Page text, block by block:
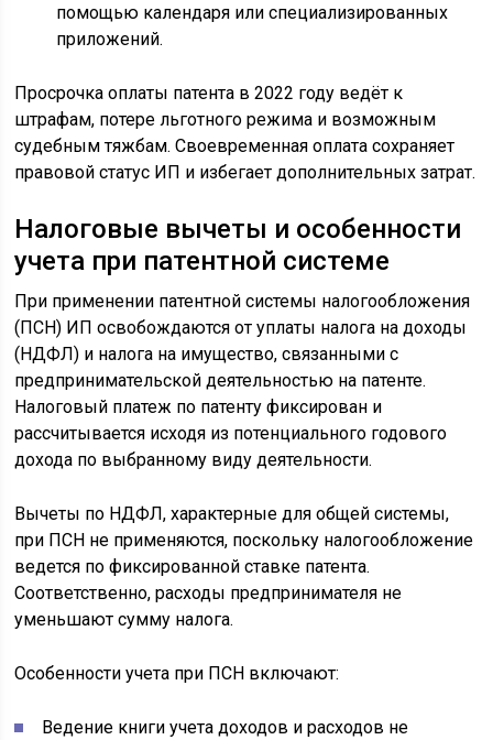
помощью календаря или специализированных
приложений.
Просрочка оплаты патента в 2022 году ведёт к
штрафам, потере льготного режима и возможным
судебным тяжбам. Своевременная оплата сохраняет
правовой статус ИП и избегает дополнительных затрат.
Налоговые вычеты и особенности
учета при патентной системе
При применении патентной системы налогообложения
(ПСН) ИП освобождаются от уплаты налога на доходы
(НДФЛ) и налога на имущество, связанными с
предпринимательской деятельностью на патенте.
Налоговый платеж по патенту фиксирован и
рассчитывается исходя из потенциального годового
дохода по выбранному виду деятельности.
Вычеты по НДФЛ, характерные для общей системы,
при ПСН не применяются, поскольку налогообложение
ведется по фиксированной ставке патента.
Соответственно, расходы предпринимателя не
уменьшают сумму налога.
Особенности учета при ПСН включают:
Ведение книги учета доходов и расходов не